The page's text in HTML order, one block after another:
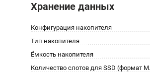
Хранение данных
Конфигурация накопителя
Тип накопителя
Ёмкость накопителя
Количество слотов для SSD (формат